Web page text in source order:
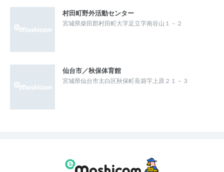
村田町野外活動センター
宮城県柴田郡村田町大字足立字南谷山１－２
仙台市／秋保体育館
宮城県仙台市太白区秋保町長袋字上原２１－３